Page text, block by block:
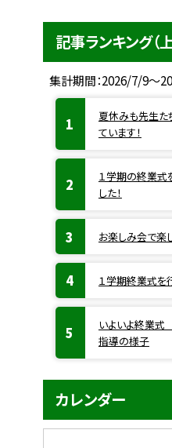
記事ランキング（
集計期間：2026/7/9～
夏休みも先生た
ています！
１学期の終業式
した！
お楽しみ会で楽し
１学期終業式を
いよいよ終業
指導の様子
カレンダー